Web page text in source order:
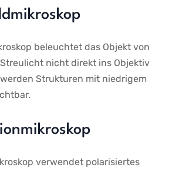
beleuchtet das Objekt von
nicht ⁢direkt ins‌ Objektiv‍
⁢Strukturen mit⁤ niedrigem
verwendet⁢ polarisiertes​